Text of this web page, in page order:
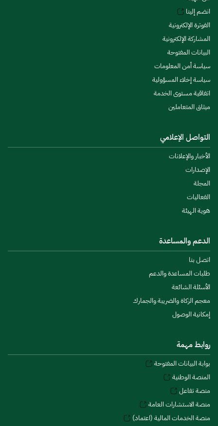
انضم إلينا
الفوترة الإلكترونية
المشاركة الإلكترونية
البيانات المفتوحة
سياسة أمن المعلومات
سياسة إخلاء المسؤولية
اتفاقية مستوى الخدمة
ميثاق المتعاملين
التواصل الإعلامي
الأخبار والإعلانات
الإصدارات
المجلة
الفعاليات
هوية الهيئة
الدعم والمساعدة
اتصل بنا
طلبات المساعدة والدعم
الأسئلة الشائعة
معجم الزكاة والضريبة والجمارك
إمكانية الوصول
روابط مهمة
بوابة البيانات المفتوحة
المنصة الوطنية
منصة تفاعل
منصة الاستشارات العامة
منصة الخدمات المالية (اعتماد)